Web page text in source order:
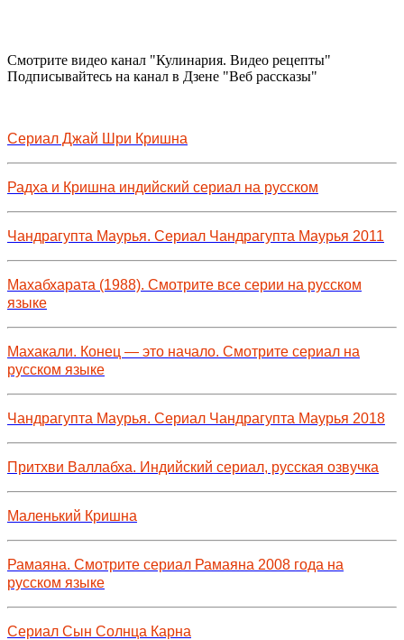
Смотрите видео канал "Кулинария. Видео рецепты"
Подписывайтесь на канал в Дзене "Веб рассказы"
Сериал Джай Шри Кришна
Радха и Кришна индийский сериал на русском
Чандрагупта Маурья. Сериал Чандрагупта Маурья 2011
Махабхарата (1988). Смотрите все серии на русском
языке
Махакали. Конец — это начало. Смотрите сериал на
русском языке
Чандрагупта Маурья. Сериал Чандрагупта Маурья 2018
Притхви Валлабха. Индийский сериал, русская озвучка
Маленький Кришна
Рамаяна. Смотрите сериал Рамаяна 2008 года на
русском языке
Сериал Сын Солнца Карна